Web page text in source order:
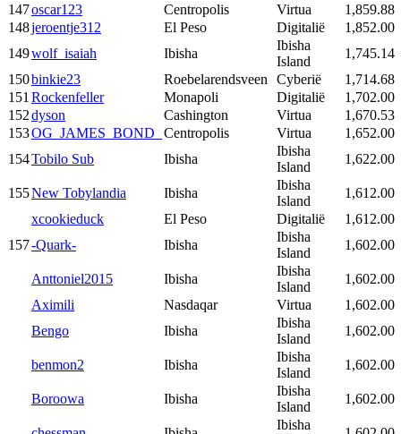
147oscar123 Centropolis Virtua
1,859.88
148jeroentje312 El Peso Digitalië
1,852.00
149wolf_isaiah Ibisha
Ibisha
Island
1,745.14
150binkie23 Roebelarendsveen Cyberië
1,714.68
151 Rockenfeller Monapoli Digitalië
1,702.00
152dyson Cashington Virtua
1,670.53
153OG_JAMES_BOND_ Centropolis Virtua
1,652.00
154Tobilo Sub Ibisha
Ibisha
Island
1,622.00
155New Tobylandia Ibisha
Ibisha
Island
1,612.00
xcookieduck
El Peso Digitalië
1,612.00
157-Quark- Ibisha
Ibisha
Island
1,602.00
Anttoniel2015 Ibisha
Ibisha
Island
1,602.00
Aximili
Nasdaqar Virtua
1,602.00
Bengo
Ibisha
Ibisha
Island
1,602.00
benmon2 Ibisha
Ibisha
Island
1,602.00
Boroowa Ibisha
Ibisha
Island
1,602.00
Ibisha